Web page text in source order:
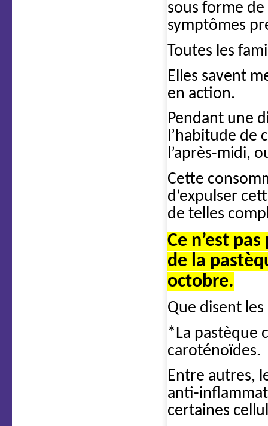
sous forme
symptômes
Toutes les
Elles savent
en action.
Pendant une
l’habitude de
l’après-midi,
Cette
d’expulser
de telles
Ce n’est
de la
octobre.
Que disent
*La pastèque
caroténoïdes.
Entre autres,
anti-
certaines